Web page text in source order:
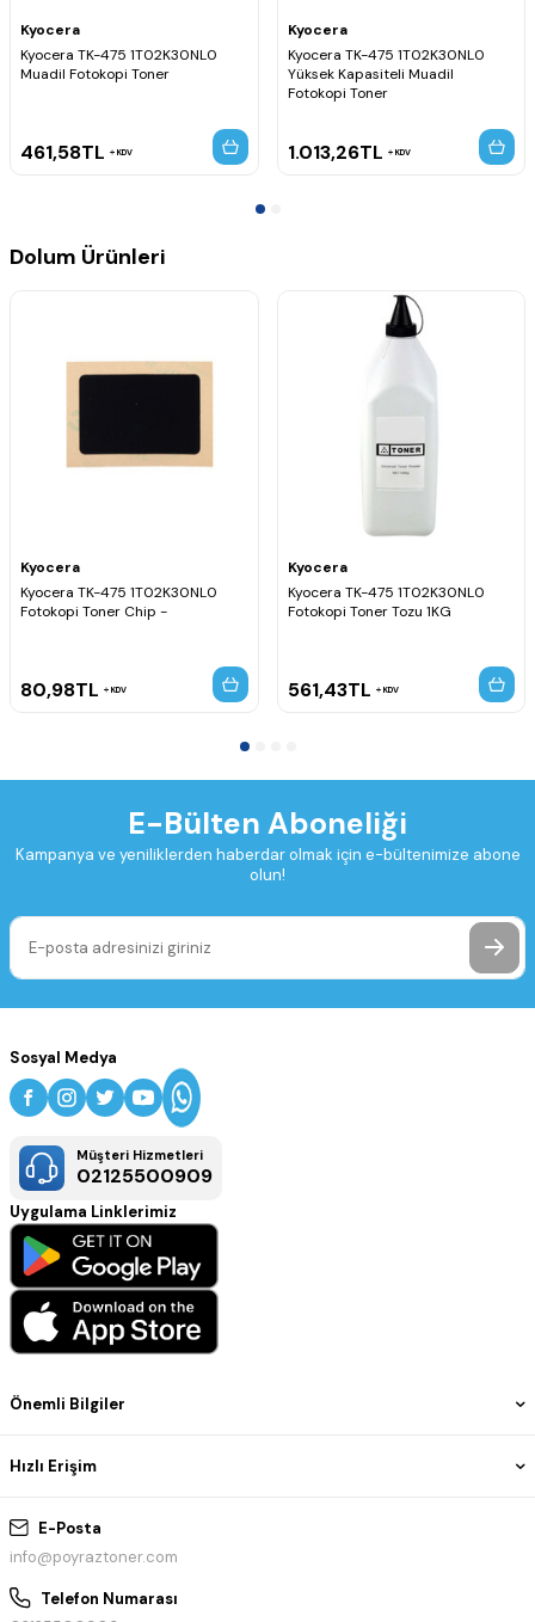
Kyocera
Kyocera TK-475 1T02K30NL0
Muadil Fotokopi Toner
461,58TL KDV
Kyocera
Kyocera TK-475 1T02K30NL0
Yüksek Kapasiteli Muadil
Fotokopi Toner
1.013,26TL KDV
Dolum Ürünleri
Kyocera
Kyocera TK-475 1T02K30NL0
Fotokopi Toner Chip -
80,98TL KDV
Kyocera
Kyocera TK-475 1T02K30NL0
Fotokopi Toner Tozu 1KG
561,43TL KDV
E-Bülten Aboneliği
Kampanya ve yeniliklerden haberdar olmak için e-bültenimize abone
olun!
E-Posta
info@poyraztoner.com
Telefon Numarası
Önemli Bilgiler
Hızlı Erişim
Sosyal Medya
Müşteri Hizmetleri
02125500909
Uygulama Linklerimiz